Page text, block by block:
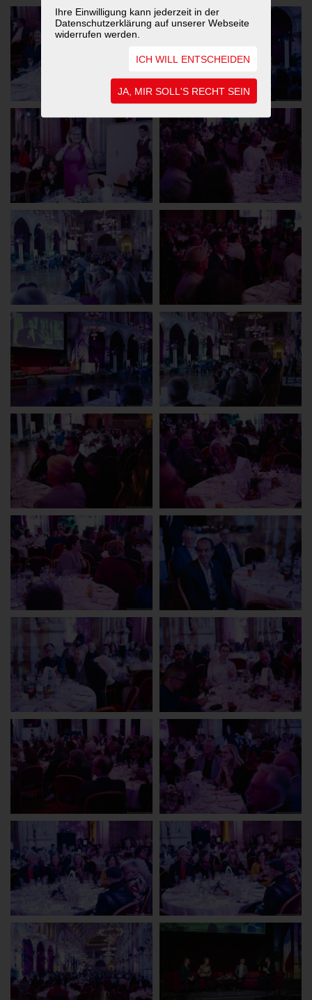
Ihre Einwilligung kann jederzeit in der
Datenschutzerklärung auf unserer Webseite
widerrufen werden.
ICH WILL ENTSCHEIDEN
JA, MIR SOLL'S RECHT SEIN